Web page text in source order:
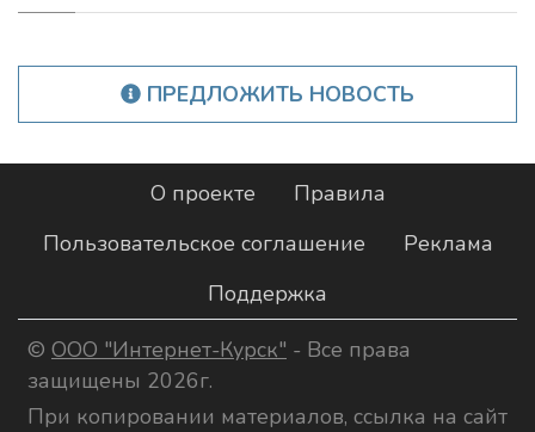
ПРЕДЛОЖИТЬ НОВОСТЬ
О проекте
Правила
Пользовательское соглашение
Реклама
Поддержка
© ООО "Интернет-Курск" - Все права
защищены 2026г.
При копировании материалов, ссылка на сайт